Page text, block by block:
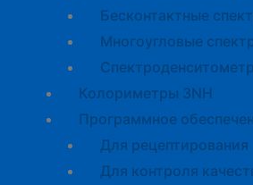
Бесконтактные
Многоугловые
Колориметры 3NH
Программное
Для рецептирования
Для контроля